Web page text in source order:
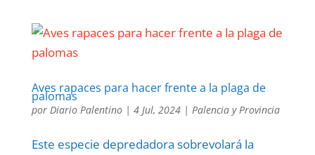
Aves rapaces para hacer frente a la plaga de
palomas
por Diario Palentino| 4 Jul, 2024| Palencia y Provincia
Este especie depredadora sobrevolará la